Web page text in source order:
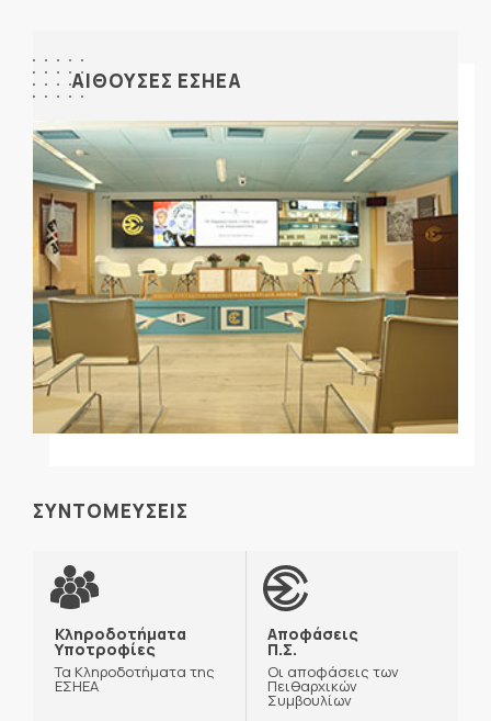
ΑΙΘΟΥΣΕΣ ΕΣΗΕΑ
ΣΥΝΤΟΜΕΥΣΕΙΣ
Κληροδοτήματα
Υποτροφίες
Τα Κληροδοτήματα της
ΕΣΗΕΑ
Αποφάσεις
Π.Σ.
Οι αποφάσεις των
Πειθαρχικών
Συμβουλίων